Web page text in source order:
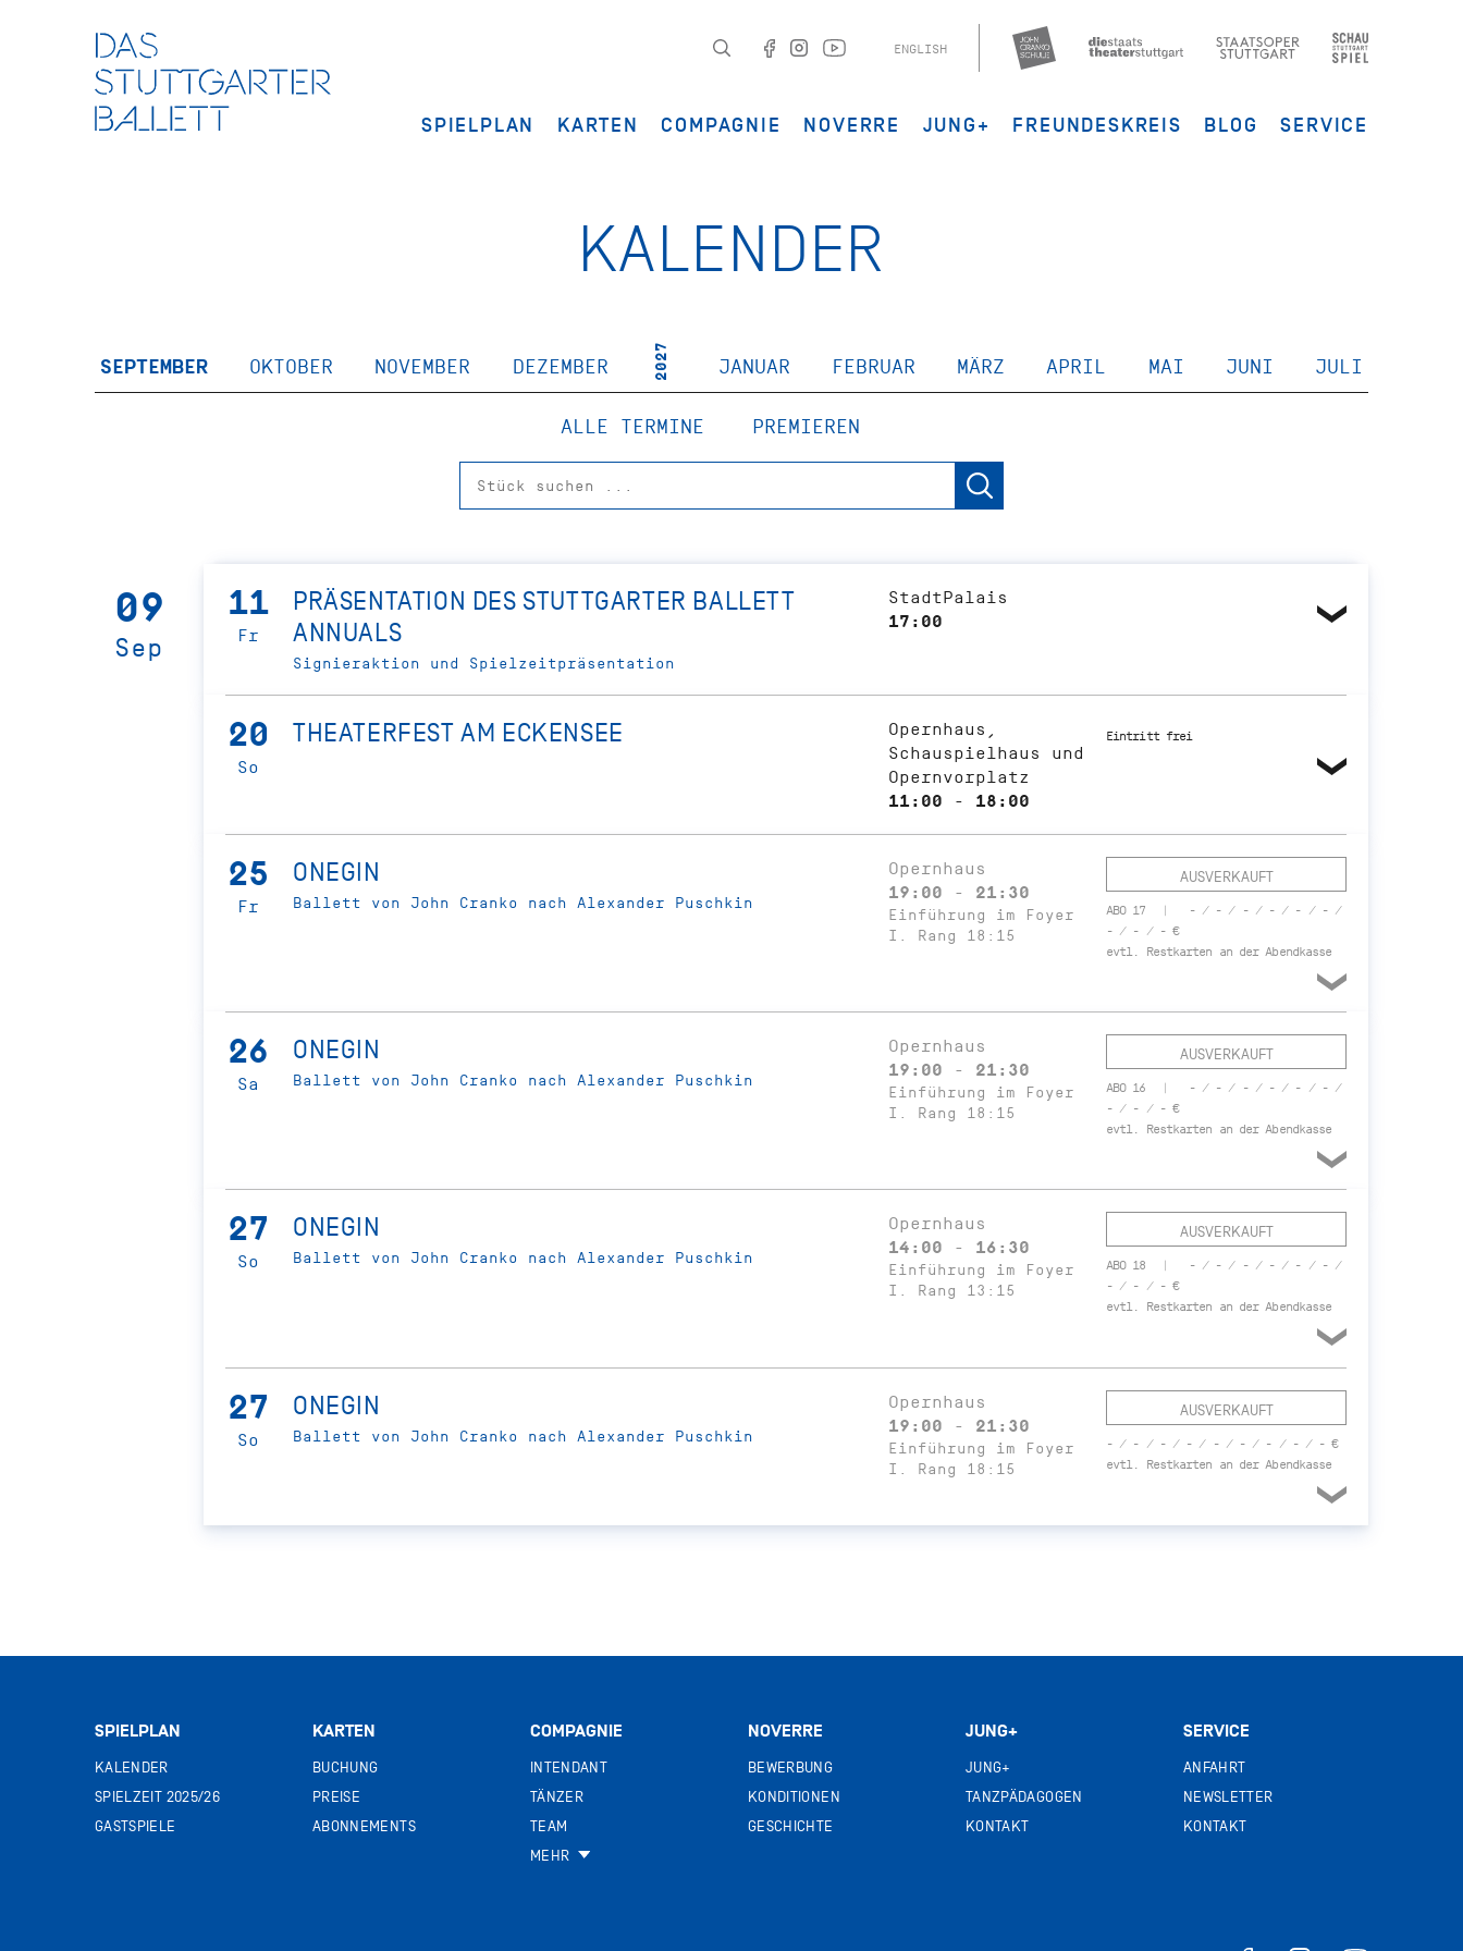
ENGLISH
SPIELPLAN KARTEN COMPAGNIE NOVERRE JUNG+ FREUNDESKREIS BLOG SERVICE
KALENDER
SEPTEMBER OKTOBER NOVEMBER DEZEMBER 2027 JANUAR FEBRUAR MÄRZ APRIL MAI JUNI JULI
ALLE TERMINE PREMIEREN
09
Sep
11
Fr
PRÄSENTATION DES STUTTGARTER BALLETT
ANNUALS
Signieraktion und Spielzeitpräsentation
StadtPalais
17:00
20
So
THEATERFEST AM ECKENSEE
Opernhaus,
Schauspielhaus und
Opernvorplatz
11:00 - 18:00
Eintritt frei
25
Fr
ONEGIN
Ballett von John Cranko nach Alexander Puschkin
Opernhaus
19:00 - 21:30
Einführung im Foyer
I. Rang 18:15
AUSVERKAUFT
ABO 17
- / - / - / - / - / - /
- / - / - €
evtl. Restkarten an der Abendkasse
26
Sa
ONEGIN
Ballett von John Cranko nach Alexander Puschkin
Opernhaus
19:00 - 21:30
Einführung im Foyer
I. Rang 18:15
AUSVERKAUFT
ABO 16
- / - / - / - / - / - /
- / - / - €
evtl. Restkarten an der Abendkasse
27
So
ONEGIN
Ballett von John Cranko nach Alexander Puschkin
Opernhaus
14:00 - 16:30
Einführung im Foyer
I. Rang 13:15
AUSVERKAUFT
ABO 18
- / - / - / - / - / - /
- / - / - €
evtl. Restkarten an der Abendkasse
27
So
ONEGIN
Ballett von John Cranko nach Alexander Puschkin
Opernhaus
19:00 - 21:30
Einführung im Foyer
I. Rang 18:15
AUSVERKAUFT
- / - / - / - / - / - / - / - / - €
evtl. Restkarten an der Abendkasse
SPIELPLAN
KALENDER
SPIELZEIT 2025/26
GASTSPIELE
KARTEN
BUCHUNG
PREISE
ABONNEMENTS
COMPAGNIE
INTENDANT
TÄNZER
TEAM
MEHR
NOVERRE
BEWERBUNG
KONDITIONEN
GESCHICHTE
JUNG+
JUNG+
TANZPÄDAGOGEN
KONTAKT
SERVICE
ANFAHRT
NEWSLETTER
KONTAKT